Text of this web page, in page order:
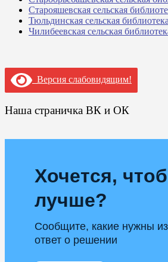
Старояшевская сельская
Тюльдинская сельская
Чилибеевская сельская
Версия слабовидящим!
Наша страничка ВК и ОК
Хочется,
лучше?
Сообщите, какие нужны
ответ о решении